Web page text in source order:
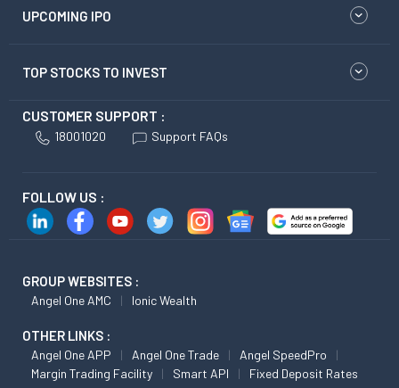
UPCOMING IPO
TOP STOCKS TO INVEST
CUSTOMER SUPPORT :
18001020 Support FAQs
FOLLOW US :
GROUP WEBSITES :
Angel One AMC Ionic Wealth
OTHER LINKS :
Angel One APP Angel One Trade
Angel SpeedPro
Margin Trading Facility
Smart API Fixed Deposit Rates